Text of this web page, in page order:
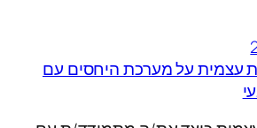
עצמית על מערכת היחסים עם